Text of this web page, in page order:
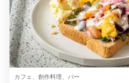
Dinner
17:00
全国の旬をいただ
味わい豊かなディ
カフェ、創作料理、バー